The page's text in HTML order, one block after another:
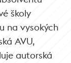
školy
na vysokých
AVU,
autorská